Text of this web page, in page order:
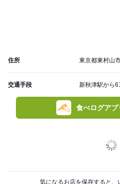
住所 東京都東村山
交通手段 新秋津駅から
食べログアプ
気になるお店を保存すると、